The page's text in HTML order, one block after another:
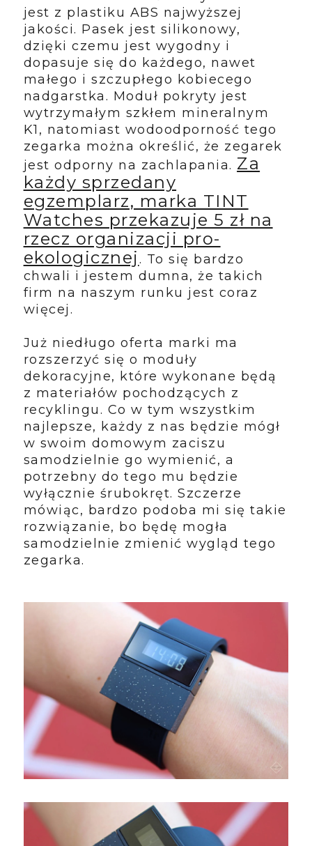
jest z plastiku ABS najwyższej
jakości. Pasek jest silikonowy,
dzięki czemu jest wygodny i
dopasuje się do każdego, nawet
małego i szczupłego kobiecego
nadgarstka. Moduł pokryty jest
wytrzymałym szkłem mineralnym
K1, natomiast wodoodporność tego
zegarka można określić, że zegarek
jest odporny na zachlapania. Za
każdy sprzedany
egzemplarz, marka TINT
Watches przekazuje 5 zł na
rzecz organizacji pro-
ekologicznej. To się bardzo
chwali i jestem dumna, że takich
firm na naszym runku jest coraz
więcej.
Już niedługo oferta marki ma
rozszerzyć się o moduły
dekoracyjne, które wykonane będą
z materiałów pochodzących z
recyklingu. Co w tym wszystkim
najlepsze, każdy z nas będzie mógł
w swoim domowym zaciszu
samodzielnie go wymienić, a
potrzebny do tego mu będzie
wyłącznie śrubokręt. Szczerze
mówiąc, bardzo podoba mi się takie
rozwiązanie, bo będę mogła
samodzielnie zmienić wygląd tego
zegarka.